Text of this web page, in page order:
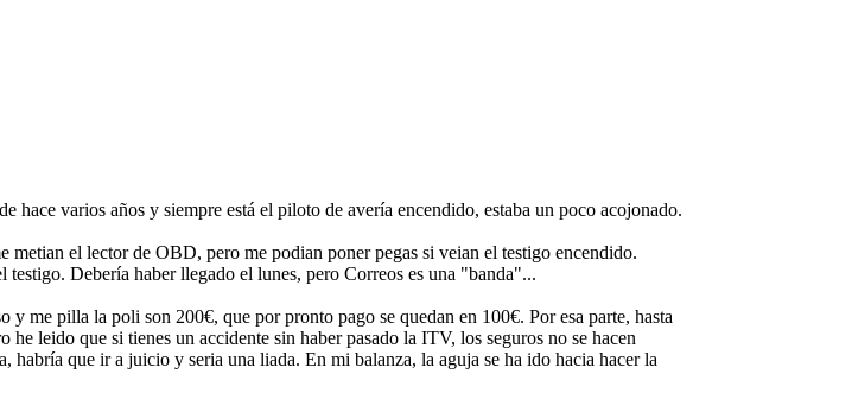
varios años y siempre está el piloto de avería encendido, estaba un poco acojonado.
el lector de OBD, pero me podian poner pegas si veian el testigo encendido.
Debería haber llegado el lunes, pero Correos es una "banda"...
me pilla la poli son 200€, que por pronto pago se quedan en 100€. Por esa parte, hasta
leido que si tienes un accidente sin haber pasado la ITV, los seguros no se hacen
habría que ir a juicio y seria una liada. En mi balanza, la aguja se ha ido hacia hacer la